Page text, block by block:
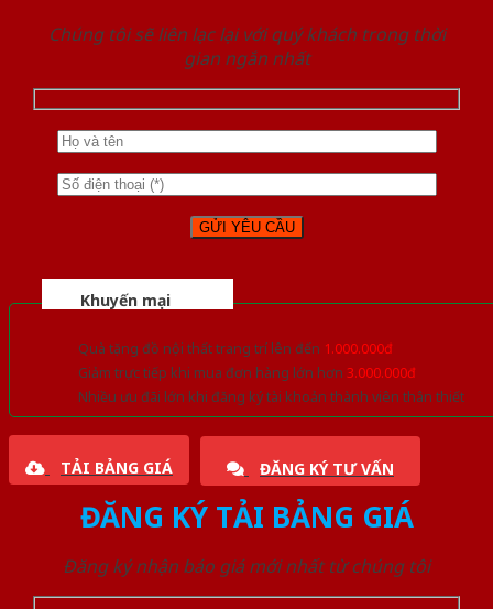
Chúng tôi sẽ liên lạc lại với quý khách trong thời
gian ngắn nhất
Khuyến mại
Quà tặng đồ nội thất trang trí lên đến 1.000.000đ
Giảm trực tiếp khi mua đơn hàng lớn hơn 3.000.000đ
Nhiều ưu đãi lớn khi đăng ký tài khoản thành viên thân thiết
TẢI BẢNG GIÁ ĐĂNG KÝ TƯ VẤN
ĐĂNG KÝ TẢI BẢNG GIÁ
Đăng ký nhận báo giá mới nhất từ chúng tôi